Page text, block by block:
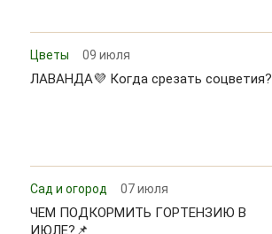
Цветы 09 июля
ЛАВАНДА💜 Когда срезать соцветия?
Сад и огород 07 июля
ЧЕМ ПОДКОРМИТЬ ГОРТЕНЗИЮ В
ИЮЛЕ?📌